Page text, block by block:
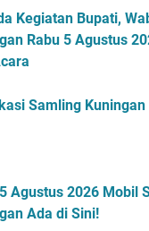
Kegiatan Bupati,
Rabu 5 Agustus
Samling
Agustus 2026 Mobil
Ada di Sini!